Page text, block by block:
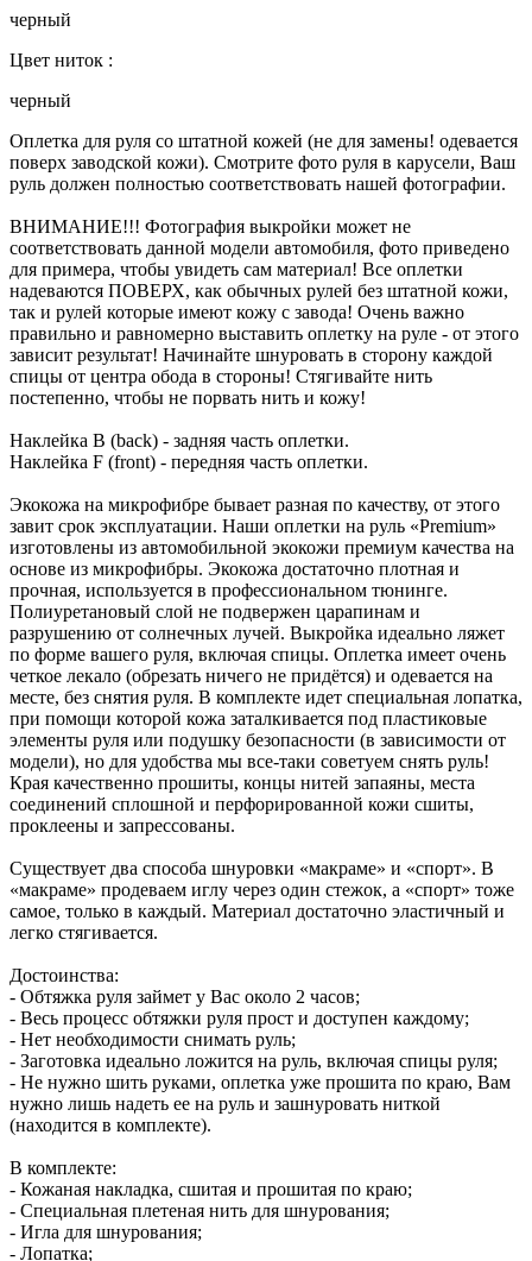
черный
Цвет ниток :
черный
Оплетка для руля со штатной кожей (не для замены! одевается
поверх заводской кожи). Смотрите фото руля в карусели, Ваш
руль должен полностью соответствовать нашей фотографии.
ВНИМАНИЕ!!! Фотография выкройки может не
соответствовать данной модели автомобиля, фото приведено
для примера, чтобы увидеть сам материал! Все оплетки
надеваются ПОВЕРХ, как обычных рулей без штатной кожи,
так и рулей которые имеют кожу с завода! Очень важно
правильно и равномерно выставить оплетку на руле - от этого
зависит результат! Начинайте шнуровать в сторону каждой
спицы от центра обода в стороны! Стягивайте нить
постепенно, чтобы не порвать нить и кожу!
Наклейка B (back) - задняя часть оплетки.
Наклейка F (front) - передняя часть оплетки.
Экокожа на микрофибре бывает разная по качеству, от этого
завит срок эксплуатации. Наши оплетки на руль «Premium»
изготовлены из автомобильной экокожи премиум качества на
основе из микрофибры. Экокожа достаточно плотная и
прочная, используется в профессиональном тюнинге.
Полиуретановый слой не подвержен царапинам и
разрушению от солнечных лучей. Выкройка идеально ляжет
по форме вашего руля, включая спицы. Оплетка имеет очень
четкое лекало (обрезать ничего не придётся) и одевается на
месте, без снятия руля. В комплекте идет специальная лопатка,
при помощи которой кожа заталкивается под пластиковые
элементы руля или подушку безопасности (в зависимости от
модели), но для удобства мы все-таки советуем снять руль!
Края качественно прошиты, концы нитей запаяны, места
соединений сплошной и перфорированной кожи сшиты,
проклеены и запрессованы.
Существует два способа шнуровки «макраме» и «спорт». В
«макраме» продеваем иглу через один стежок, а «спорт» тоже
самое, только в каждый. Материал достаточно эластичный и
легко стягивается.
Достоинства:
- Обтяжка руля займет у Вас около 2 часов;
- Весь процесс обтяжки руля прост и доступен каждому;
- Нет необходимости снимать руль;
- Заготовка идеально ложится на руль, включая спицы руля;
- Не нужно шить руками, оплетка уже прошита по краю, Вам
нужно лишь надеть ее на руль и зашнуровать ниткой
(находится в комплекте).
В комплекте:
- Кожаная накладка, сшитая и прошитая по краю;
- Специальная плетеная нить для шнурования;
- Игла для шнурования;
- Лопатка;